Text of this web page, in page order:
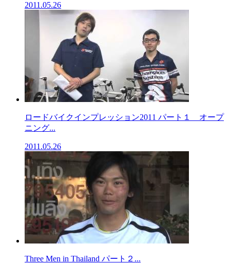
2011.05.26
ロードバイクインプレッション2011 パート１ オープ
ニング...
2011.05.26
Three Men in Thailand パート２...